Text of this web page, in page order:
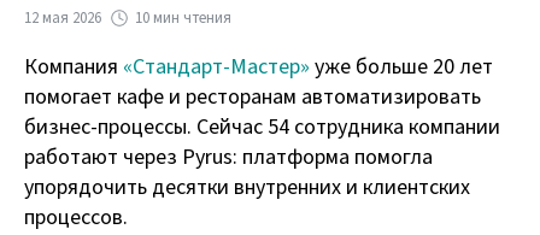
12 мая 2026 10 мин чтения
Компания «Стандарт-Мастер» уже больше 20 лет
помогает кафе и ресторанам автоматизировать
бизнес-процессы. Сейчас 54 сотрудника компании
работают через Pyrus: платформа помогла
упорядочить десятки внутренних и клиентских
процессов.